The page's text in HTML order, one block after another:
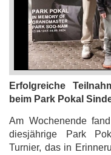
Erfolgreiche
beim Park Pokal
Am Wochenende
diesjährige Park
Turnier, das in